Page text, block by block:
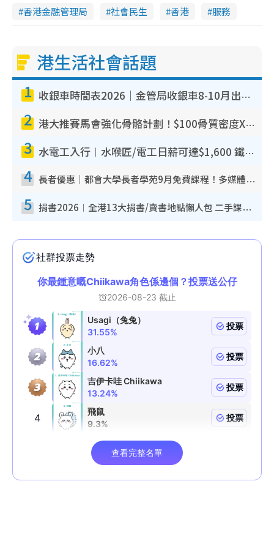
香港金融管理局 社會民生 香港 服務
港生活社會話題
1 收銀車時間表2026｜金管局收銀車8-10月出沒地點+時間！無須手續費！硬幣免費轉現鈔或增值至八達通
2 港大推賽馬會強化骨骼計劃！$100骨質密度X光檢查 完成免費運動訓練送超市禮券！附參加資格
3 水電工入行︱水喉匠/電工日薪可達$1,600 鐵飯碗職業難被AI取代！附薪酬參考＋入行考牌途徑
4 長者優惠｜都會大學長者學苑9月免費課程！多媒體/微電影創作/網絡安全 附報名方法教學
5 捐書2026︱全港13大捐書/賣書地點懶人包 二手課本最高$150＋舊書換免費咖啡/戲票